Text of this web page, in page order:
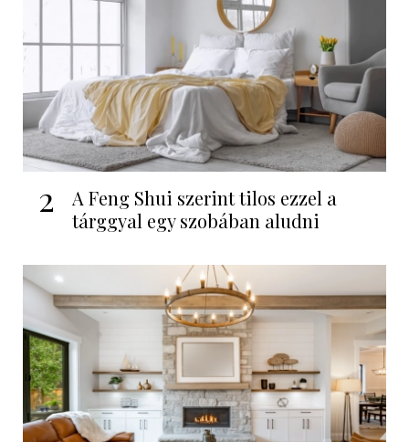
2
A Feng Shui szerint tilos ezzel a
tárggyal egy szobában aludni